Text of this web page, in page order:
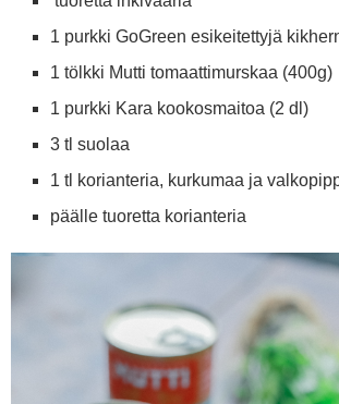
1 purkki GoGreen esikeitettyjä
1 tölkki Mutti tomaattimurskaa (400g)
1 purkki Kara kookosmaitoa (2 dl)
3 tl suolaa
1 tl korianteria, kurkumaa ja
päälle tuoretta korianteria